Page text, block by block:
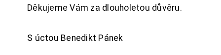
Děkujeme Vám za dlouholetou důvěru.
S úctou Benedikt Pánek